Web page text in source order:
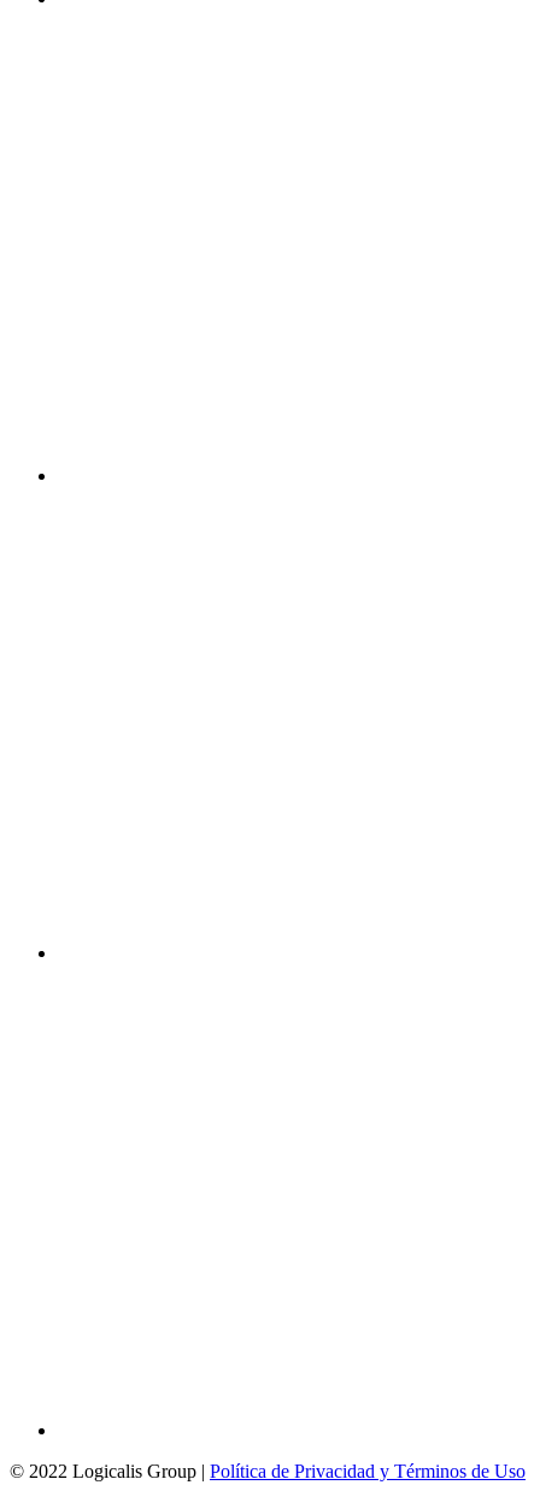
© 2022 Logicalis Group | Política de Privacidad y Términos de Uso